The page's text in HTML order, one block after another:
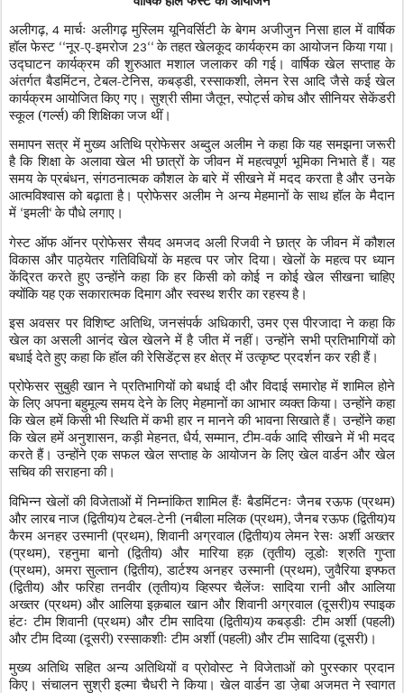
अलीगढ़, 4 मार्चः अलीगढ़ मुस्लिम यूनिवर्सिटी के बेगम अजीजुन निसा हाल में वार्षिक
हॉल फेस्ट ‘‘नूर-ए-इमरोज 23‘‘के तहत खेलकूद कार्यक्रम का आयोजन किया गया।
उद्घाटन कार्यक्रम की शुरुआत मशाल जलाकर की गई। वार्षिक खेल सप्ताह के
अंतर्गत बैडमिंटन,टेबल-टेनिस,कबड्डी,रस्साकशी,लेमन रेस आदि जैसे कई खेल
कार्यक्रम आयोजित किए गए। सुश्री सीमा जैतून,स्पोर्ट्स कोच और सीनियर सेकेंडरी
स्कूल (गर्ल्स) की शिक्षिका जज थीं।
समापन सत्र में मुख्य अतिथि प्रोफेसर अब्दुल अलीम ने कहा कि यह समझना जरूरी
है कि शिक्षा के अलावा खेल भी छात्रों के जीवन में महत्वपूर्ण भूमिका निभाते हैं। यह
समय के प्रबंधन,संगठनात्मक कौशल के बारे में सीखने में मदद करता है और उनके
आत्मविश्वास को बढ़ाता है। प्रोफेसर अलीम ने अन्य मेहमानों के साथ हॉल के मैदान
में ‘इमली‘के पौधे लगाए।
गेस्ट ऑफ ऑनर प्रोफेसर सैयद अमजद अली रिजवी ने छात्र के जीवन में कौशल
विकास और पाठ्येतर गतिविधियों के महत्व पर जोर दिया। खेलों के महत्व पर ध्यान
केंद्रित करते हुए उन्होंने कहा कि हर किसी को कोई न कोई खेल सीखना चाहिए
क्योंकि यह एक सकारात्मक दिमाग और स्वस्थ शरीर का रहस्य है।
इस अवसर पर विशिष्ट अतिथि,जनसंपर्क अधिकारी,उमर एस पीरजादा ने कहा कि
खेल का असली आनंद खेल खेलने में है जीत में नहीं। उन्होंने सभी प्रतिभागियों को
बधाई देते हुए कहा कि हॉल की रेसिडेंट्स हर क्षेत्र में उत्कृष्ट प्रदर्शन कर रही हैं।
प्रोफेसर सुबुही खान ने प्रतिभागियों को बधाई दी और विदाई समारोह में शामिल होने
के लिए अपना बहुमूल्य समय देने के लिए मेहमानों का आभार व्यक्त किया। उन्होंने कहा
कि खेल हमें किसी भी स्थिति में कभी हार न मानने की भावना सिखाते हैं। उन्होंने कहा
कि खेल हमें अनुशासन,कड़ी मेहनत, धैर्य,सम्मान,टीम-वर्क आदि सीखने में भी मदद
करते हैं। उन्होंने एक सफल खेल सप्ताह के आयोजन के लिए खेल वार्डन और खेल
सचिव की सराहना की।
विभिन्न खेलों की विजेताओं में निम्नांकित शामिल हैंः बैडमिंटनः जैनब रऊफ (प्रथम)
और लारब नाज (द्वितीय)य टेबल-टेनी (नबीला मलिक (प्रथम),जैनब रऊफ (द्वितीय)य
कैरम अनहर उस्मानी (प्रथम),शिवानी अग्रवाल (द्वितीय)य लेमन रेसः अर्शी अख्तर
(प्रथम),रहनुमा बानो (द्वितीय) और मारिया हक़ (तृतीय) लूडोः श्रुति गुप्ता
(प्रथम), अमरा सुल्तान (द्वितीय),डार्टश्य अनहर उस्मानी (प्रथम),जुवैरिया इफ्फत
(द्वितीय) और फरिहा तनवीर (तृतीय)य व्हिस्पर चैलेंजः सादिया रानी और आलिया
अख्तर (प्रथम) और आलिया इक़बाल खान और शिवानी अग्रवाल (दूसरी)य स्पाइक
हंटः टीम शिवानी (प्रथम) और टीम सादिया (द्वितीय)य कबड्डीः टीम अर्शी (पहली)
और टीम दिव्या (दूसरी) रस्साकशीः टीम अर्शी (पहली) और टीम सादिया (दूसरी)।
मुख्य अतिथि सहित अन्य अतिथियों व प्रोवोस्ट ने विजेताओं को पुरस्कार प्रदान
किए। संचालन सुश्री इल्मा चैधरी ने किया। खेल वार्डन डा जे़बा अजमत ने स्वागत